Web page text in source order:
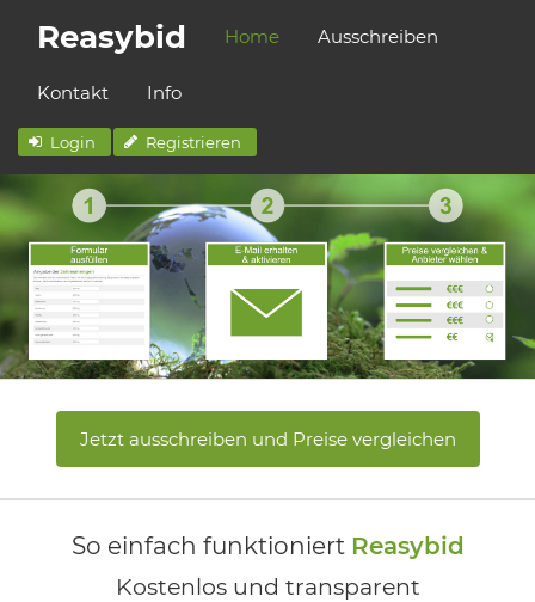
Reasybid Home Ausschreiben
Kontakt Info
Login Registrieren
Jetzt ausschreiben und Preise vergleichen
So einfach funktioniert Reasybid
Kostenlos und transparent